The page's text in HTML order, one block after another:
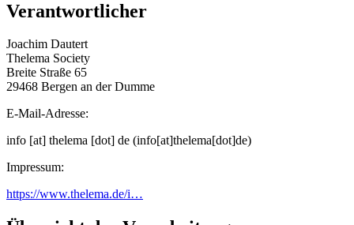
Verantwortlicher
Joachim Dautert
Thelema Society
Breite Straße 65
29468 Bergen an der Dumme
E-Mail-Adresse:
info [at] thelema [dot] de (info[at]thelema[dot]de)
Impressum:
https://www.thelema.de/i…